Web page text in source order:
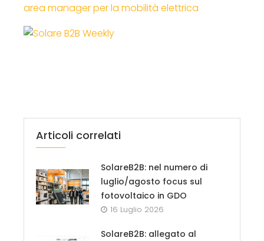
area manager per la mobilità elettrica
Articoli correlati
SolareB2B: nel numero di
luglio/agosto focus sul
fotovoltaico in GDO
16 Luglio 2026
SolareB2B: allegato al